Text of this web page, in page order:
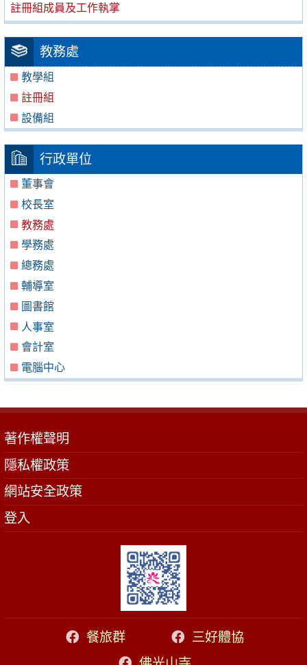
註冊組成員及工作執掌
教務處
教學組
註冊組
設備組
行政單位
董事會
校長室
教務處
學務處
總務處
輔導室
圖書館
人事室
會計室
電腦中心
著作權聲明
隱私權政策
網站安全政策
登入
餐旅群
三好體協